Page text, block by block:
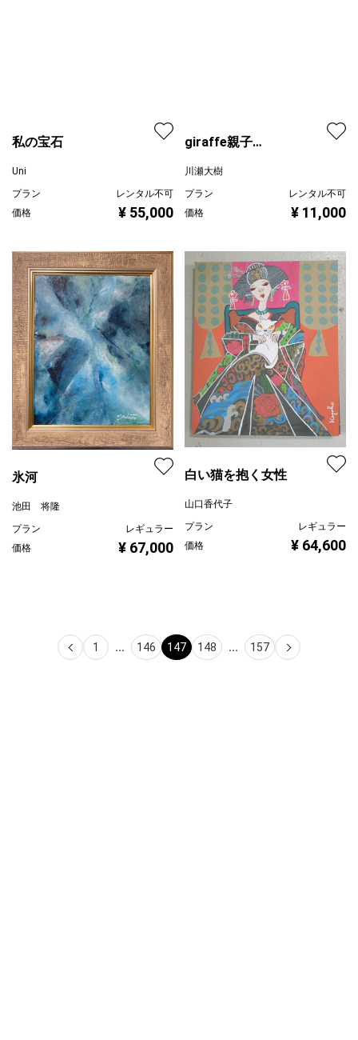
私の宝石
Uni
プラン
レンタル不可
価格
¥ 55,000
giraffe親子
川瀬大樹
プラン
レンタル不可
価格
¥ 11,000
氷河
池田 将隆
プラン
レギュラー
価格
¥ 67,000
白い猫を抱く女性
山口香代子
プラン
レギュラー
価格
¥ 64,600
1 ... 146 147 148 ... 157